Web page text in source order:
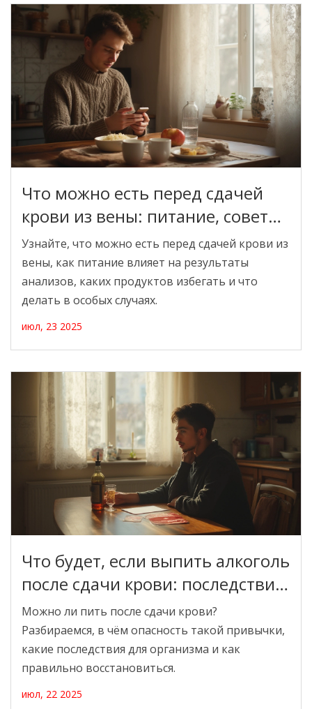
Что можно есть перед сдачей
крови из вены: питание, советы
и ошибки
Узнайте, что можно есть перед сдачей крови из
вены, как питание влияет на результаты
анализов, каких продуктов избегать и что
делать в особых случаях.
июл, 23 2025
Что будет, если выпить алкоголь
после сдачи крови: последствия
и советы врачей
Можно ли пить после сдачи крови?
Разбираемся, в чём опасность такой привычки,
какие последствия для организма и как
правильно восстановиться.
июл, 22 2025